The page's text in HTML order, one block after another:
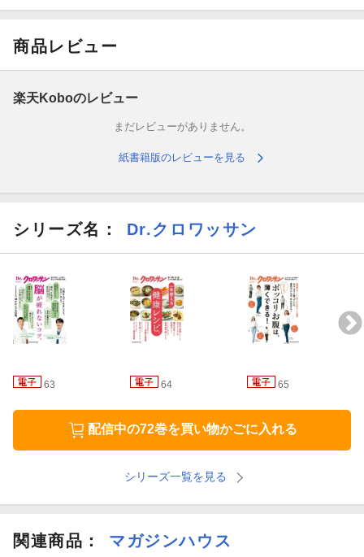
結果発表！食べる時間を変えたら体重も、腹囲も減！
●基礎編
生活リズムでわかるあなたの体内時計・チェックテスト
痩せやすいカラダを作るカギ！体内時計とは何か？
7つの理由で解説「痩せるカギ」は朝食にアリ！
●実践編
理想の朝ごはん
朝食に必ず摂りたい栄養素
炭水化物
タンパク質
食物繊維
商品レビュー
楽天Koboのレビュー
まだレビューがありません。
紙書籍版のレビューを見る
シリーズ名： Dr.クロワッサン
63 64 65
配信中の72巻を買い物かごに入れる
シリーズ一覧を見る
関連商品 ： マガジンハウス